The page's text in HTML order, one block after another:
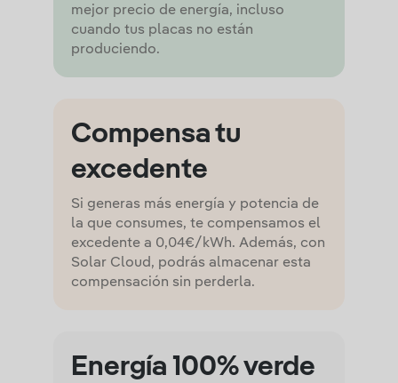
mejor precio de energía, incluso
cuando tus placas no están
produciendo.
Compensa tu
excedente
Si generas más energía y potencia de
la que consumes, te compensamos el
excedente a 0,04€/kWh. Además, con
Solar Cloud, podrás almacenar esta
compensación sin perderla.
Energía 100% verde